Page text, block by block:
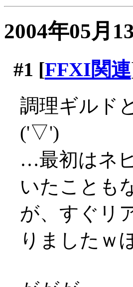
2004年05月
#1 [FFXI関連
調理ギルド
('▽')
…最初はネ
いたことも
が、すぐリ
りましたｗ